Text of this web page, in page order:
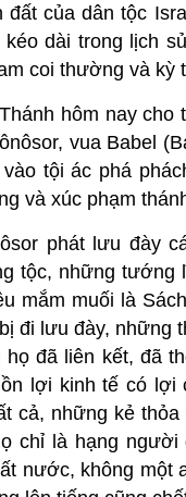
đất của dân tộc
dài trong lịch
coi thường và kỳ
hôm nay
vua Babel
tội ác phá
và xúc phạm
phát lưu đày
tộc, những
mắm muối là
đi lưu đày, những
họ đã liên kết, đã
lợi kinh tế có lợi
cả, những kẻ
chỉ là hạng
nước, không một